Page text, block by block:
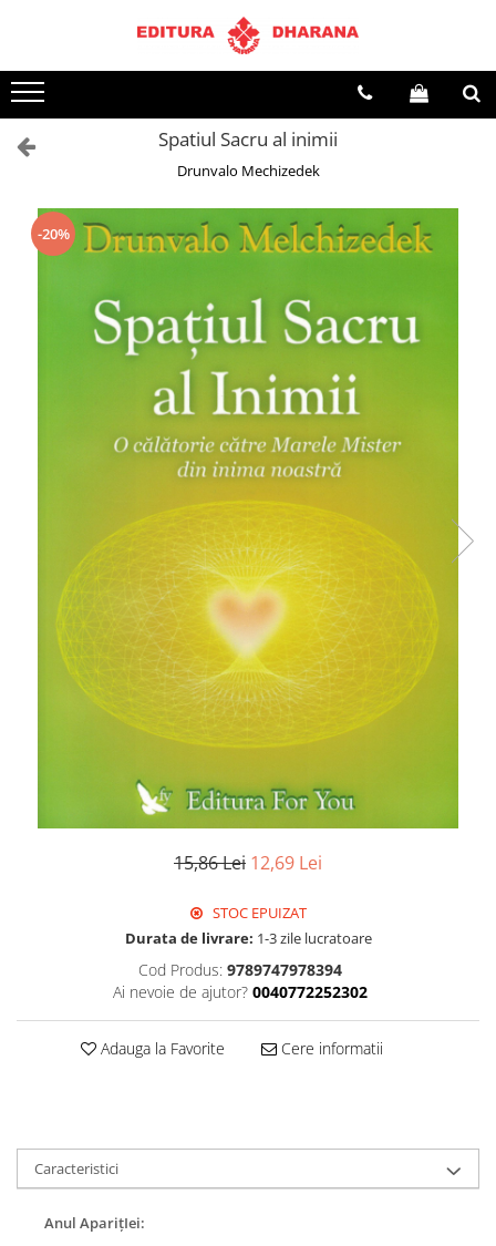
Terapii
Dietoterapie
Spatiul Sacru al inimii
Drunvalo Mechizedek
-20%
15,86 Lei 12,69 Lei
STOC EPUIZAT
Durata de livrare: 1-3 zile lucratoare
Cod Produs: 9789747978394
Ai nevoie de ajutor? 0040772252302
Adauga la Favorite Cere informatii
Caracteristici
Anul AparițIei: